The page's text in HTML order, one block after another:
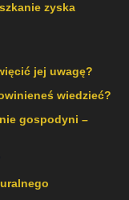
zyska
jej uwagę?
wiedzieć?
gospodyni –